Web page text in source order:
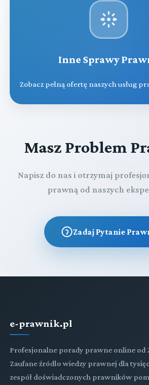
Inne Sprawy
Zobacz pełną ofertę naszych usług
Masz Problem
Napisz do nas i otrzymaj
prawną od naszych
Zadaj Pytanie
e-prawnik.pl
Profesjonalne porady prawne online od
Zaufane źródło wiedzy prawnej dla
zespół doświadczonych prawników